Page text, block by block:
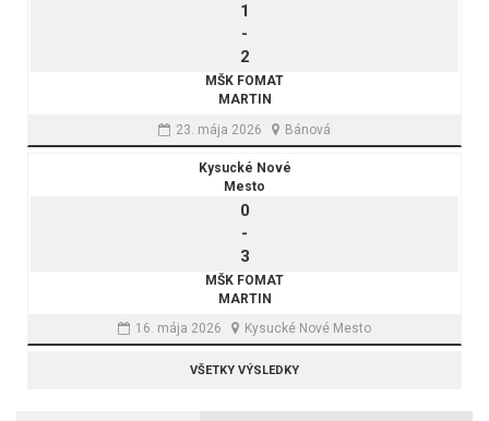
1
-
2
MŠK FOMAT
MARTIN
23. mája 2026
Bánová
Kysucké Nové
Mesto
0
-
3
MŠK FOMAT
MARTIN
16. mája 2026
Kysucké Nové Mesto
VŠETKY VÝSLEDKY